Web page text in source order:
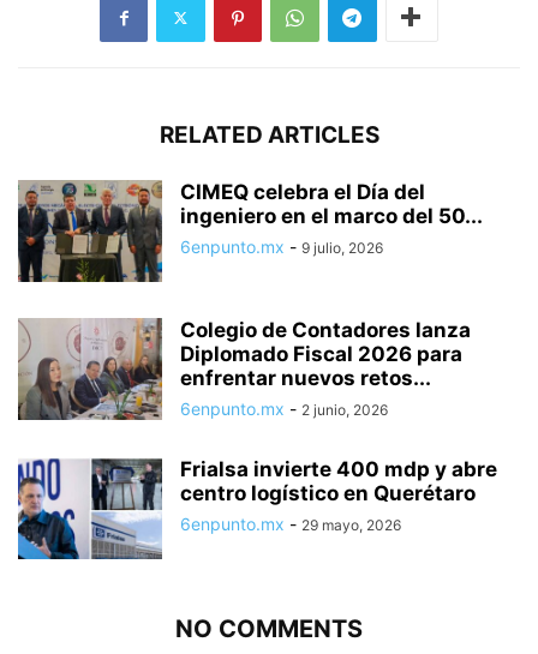
RELATED ARTICLES
CIMEQ celebra el Día del
ingeniero en el marco del 50...
6enpunto.mx - 9 julio, 2026
Colegio de Contadores lanza
Diplomado Fiscal 2026 para
enfrentar nuevos retos...
6enpunto.mx - 2 junio, 2026
Frialsa invierte 400 mdp y abre
centro logístico en Querétaro
6enpunto.mx - 29 mayo, 2026
NO COMMENTS